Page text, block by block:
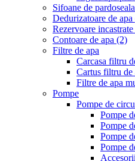
Sifoane de pardoseala
Dedurizatoare de apa
Rezervoare incastrate
Contoare de apa (2)
Filtre de apa
Carcasa filtru
Cartus filtru de
Filtre de apa
Pompe
Pompe de
Pompe
Pompe
Pompe
Pompe